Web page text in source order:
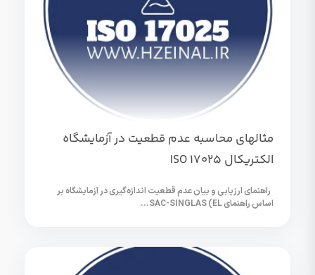
مثالهای محاسبه عدم قطعیت در آزمایشگاه
الکتریکال ISO 17025
راهنمای ارزیابی و بیان عدم قطعیت اندازه‌گیری در آزمایشگاه بر
اساس راهنمای SAC-SINGLAS (EL...